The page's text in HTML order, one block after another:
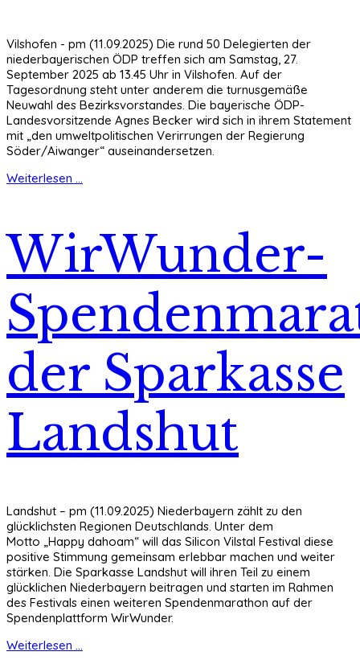
Vilshofen - pm (11.09.2025) Die rund 50 Delegierten der
niederbayerischen ÖDP treffen sich am Samstag, 27.
September 2025 ab 13.45 Uhr in Vilshofen. Auf der
Tagesordnung steht unter anderem die turnusgemäße
Neuwahl des Bezirksvorstandes. Die bayerische ÖDP-
Landesvorsitzende Agnes Becker wird sich in ihrem Statement
mit „den umweltpolitischen Verirrungen der Regierung
Söder/Aiwanger“ auseinandersetzen.
Weiterlesen ...
WirWunder-
der Sparkasse
Landshut
Landshut – pm (11.09.2025) Niederbayern zählt zu den
glücklichsten Regionen Deutschlands. Unter dem
Motto „Happy dahoam“ will das Silicon Vilstal Festival diese
positive Stimmung gemeinsam erlebbar machen und weiter
stärken. Die Sparkasse Landshut will ihren Teil zu einem
glücklichen Niederbayern beitragen und starten im Rahmen
des Festivals einen weiteren Spendenmarathon auf der
Spendenplattform WirWunder.
Weiterlesen ...